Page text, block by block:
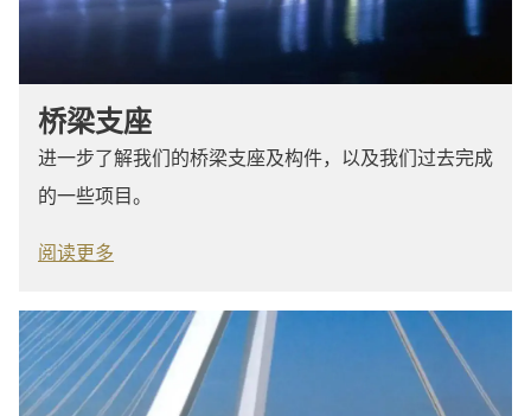
桥梁支座
进一步了解我们的桥梁支座及构件，以及我们过去完成
的一些项目。
阅读更多